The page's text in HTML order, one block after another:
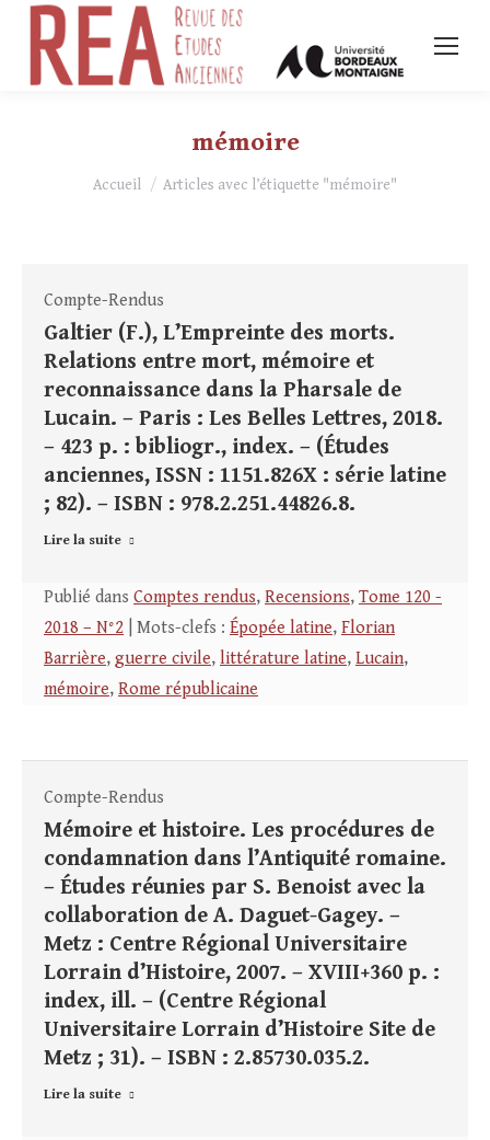
mémoire
Vous êtes ici :
Accueil Articles avec l’étiquette "mémoire"
Compte-Rendus
Galtier (F.), L’Empreinte des morts.
Relations entre mort, mémoire et
reconnaissance dans la Pharsale de
Lucain. – Paris : Les Belles Lettres, 2018.
– 423 p. : bibliogr., index. – (Études
anciennes, ISSN : 1151.826X : série latine
; 82). – ISBN : 978.2.251.44826.8.
Lire la suite
Publié dans Comptes rendus, Recensions, Tome 120 -
2018 – N°2 | Mots-clefs : Épopée latine, Florian
Barrière, guerre civile, littérature latine, Lucain,
mémoire, Rome républicaine
Compte-Rendus
Mémoire et histoire. Les procédures de
condamnation dans l’Antiquité romaine.
– Études réunies par S. Benoist avec la
collaboration de A. Daguet-Gagey. –
Metz : Centre Régional Universitaire
Lorrain d’Histoire, 2007. – XVIII+360 p. :
index, ill. – (Centre Régional
Universitaire Lorrain d’Histoire Site de
Metz ; 31). – ISBN : 2.85730.035.2.
Lire la suite